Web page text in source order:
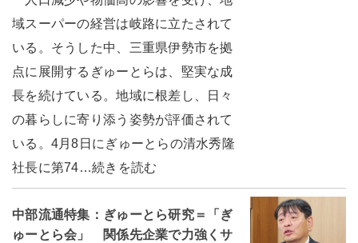
域スーパーの経営は岐路に立たされて
いる。そうした中、三重県伊勢市を拠
点に展開するぎゅーとらは、堅実な成
長を続けている。地域に根差し、日々
の暮らしに寄り添う姿勢が評価されて
いる。4月8日にぎゅーとらの清水秀隆
社長に第74…続きを読む
中部流通特集：ぎゅーとら研究＝「ぎ
ゅーとら会」 関係先企業で力強くサ